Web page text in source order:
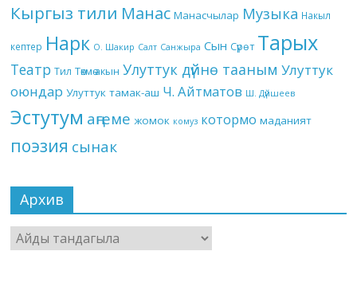
Кыргыз тили Манас Манасчылар Музыка Накыл
кептер Нарк О. Шакир Салт Санжыра Сын Сүрөт Тарых
Театр Тил Төкмө акын Улуттук дүйнө тааным Улуттук
оюндар Улуттук тамак-аш Ч. Айтматов Ш. Дүйшеев
Эстутум аңгеме жомок комуз котормо маданият
поэзия сынак
Архив
Архив